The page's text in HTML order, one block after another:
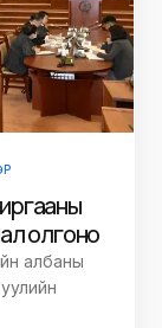
олгоно
албаны